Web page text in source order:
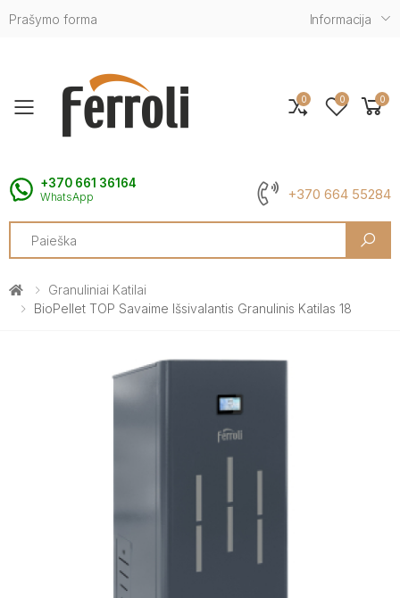
Prašymo forma Informacija
Toggle mobile menu
+370 661 36164
WhatsApp +370 664 55284
Search
0 0 0
Granuliniai Katilai
BioPellet TOP Savaime Išsivalantis Granulinis Katilas 18